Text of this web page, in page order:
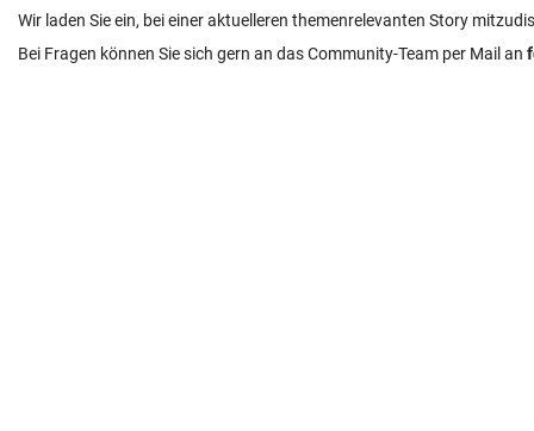
Wir laden Sie ein, bei einer aktuelleren themenrelevanten Story
Bei Fragen können Sie sich gern an das Community-Team per Mail an